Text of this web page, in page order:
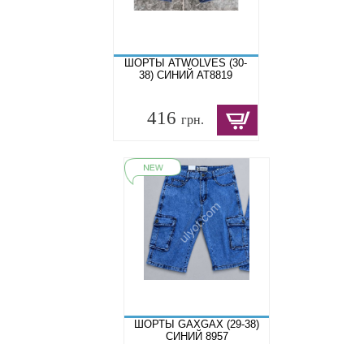
ШОРТЫ ATWOLVES (30-
38) СИНИЙ AT8819
416 грн.
ШОРТЫ GAXGAX (29-38)
СИНИЙ 8957